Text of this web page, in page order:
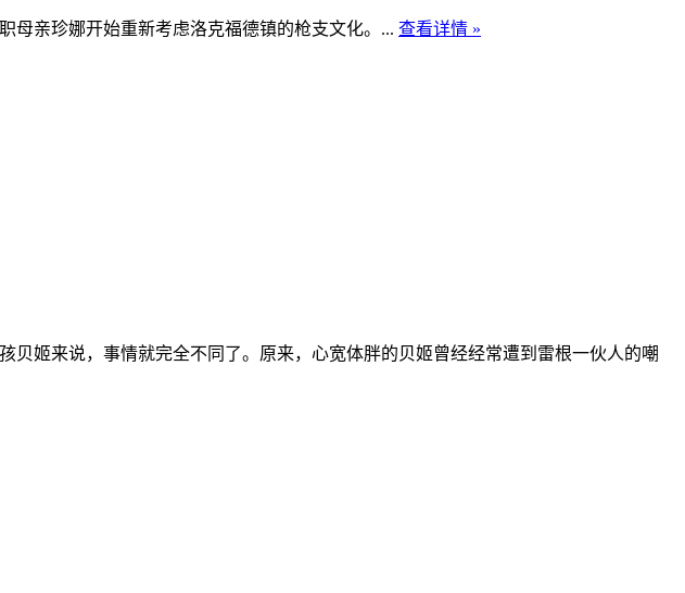
母亲珍娜开始重新考虑洛克福德镇的枪支文化。... 查看详情 »
姬来说，事情就完全不同了。原来，心宽体胖的贝姬曾经经常遭到雷根一伙人的嘲